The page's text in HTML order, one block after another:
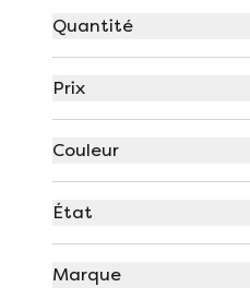
Quantité
Prix
Couleur
État
Marque